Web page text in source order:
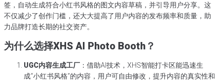
签，自动生成符合小红书风格的图文内容草稿，并引导用户分享。这
不仅减少了创作门槛，还大大提高了用户内容的发布频率和质量，助
力品牌打造长期的社交资产。
为什么选择XHS AI Photo Booth？
UGC内容生成工厂 ：借助AI技术，XHS智能打卡区能迅速生
成“小红书风格”的内容，用户可自由修改，提升内容的真实性和